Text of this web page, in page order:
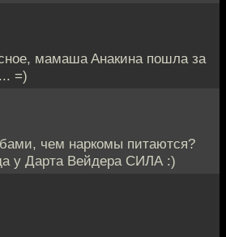
мaмaшa Aнaкинa пoшлa зa
=)
чем наркомы питаются?
у Дарта Вейдера СИЛА :)